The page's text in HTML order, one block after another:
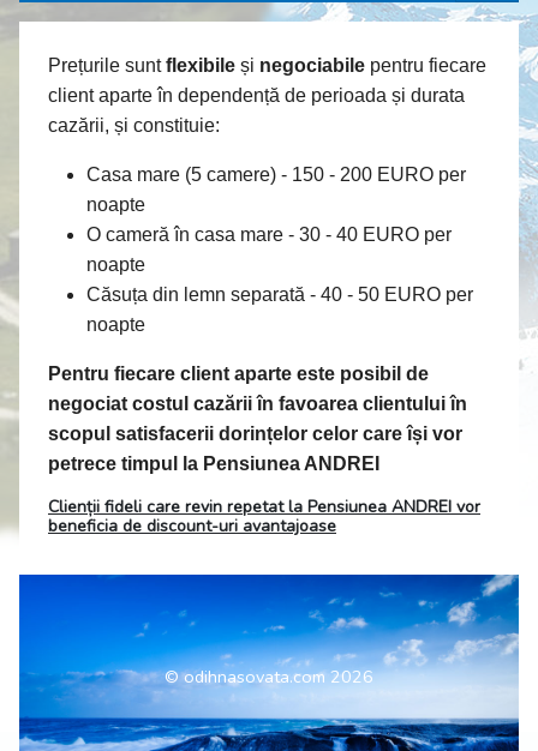
Prețurile suntflexibile și negociabile pentru fiecare
client aparte în dependență de perioada și durata
cazării, și constituie:
Casa mare (5 camere) - 150 - 200 EURO per
noapte
O cameră în casa mare - 30 - 40 EURO per
noapte
Căsuța din lemn separată - 40 - 50 EURO per
noapte
Pentru fiecare client aparte este posibil de
negociat costul cazării în favoarea clientului în
scopul satisfacerii dorințelor celor care își vor
petrece timpul la Pensiunea ANDREI
Clienții fideli care revin repetat la Pensiunea ANDREI vor
beneficia de discount-uri avantajoase
© odihnasovata.com 2026